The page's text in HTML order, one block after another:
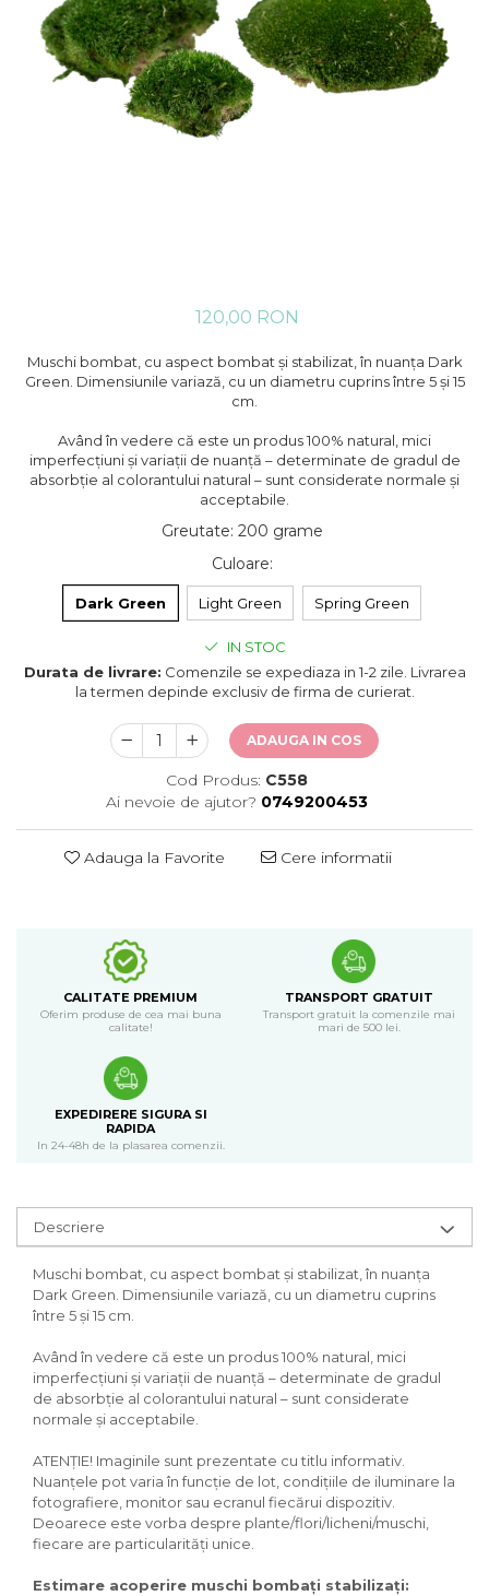
120,00 RON
Muschi bombat, cu aspect bombat și stabilizat, în nuanța Dark
Green. Dimensiunile variază, cu un diametru cuprins între 5 și 15
cm.
Având în vedere că este un produs 100% natural, mici
imperfecțiuni și variații de nuanță – determinate de gradul de
absorbție al colorantului natural – sunt considerate normale și
acceptabile.
Greutate: 200 grame
Culoare:
Dark Green Light Green Spring Green
IN STOC
Durata de livrare: Comenzile se expediaza in 1-2 zile. Livrarea
la termen depinde exclusiv de firma de curierat.
ADAUGA IN COS
Cod Produs: C558
Ai nevoie de ajutor? 0749200453
Adauga la Favorite Cere informatii
CALITATE PREMIUM
Oferim produse de cea mai buna
calitate!
TRANSPORT GRATUIT
Transport gratuit la comenzile mai
mari de 500 lei.
EXPEDIRERE SIGURA SI
RAPIDA
In 24-48h de la plasarea comenzii.
Descriere
Muschi bombat, cu aspect bombat și stabilizat, în nuanța
Dark Green. Dimensiunile variază, cu un diametru cuprins
între 5 și 15 cm.
Având în vedere că este un produs 100% natural, mici
imperfecțiuni și variații de nuanță – determinate de gradul
de absorbție al colorantului natural – sunt considerate
normale și acceptabile.
ATENȚIE! Imaginile sunt prezentate cu titlu informativ.
Nuanțele pot varia în funcție de lot, condițiile de iluminare la
fotografiere, monitor sau ecranul fiecărui dispozitiv.
Deoarece este vorba despre plante/flori/licheni/muschi,
fiecare are particularități unice.
Estimare acoperire muschi bombați stabilizați: